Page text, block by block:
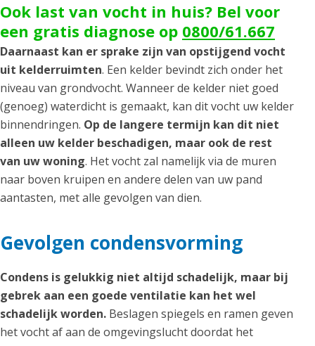
Ook last van vocht in huis? Bel voor
een gratis diagnose op 0800/61.667
Daarnaast kan er sprake zijn van opstijgend vocht
uit kelderruimten. Een kelder bevindt zich onder het
niveau van grondvocht. Wanneer de kelder niet goed
(genoeg) waterdicht is gemaakt, kan dit vocht uw kelder
binnendringen. Op de langere termijn kan dit niet
alleen uw kelder beschadigen, maar ook de rest
van uw woning. Het vocht zal namelijk via de muren
naar boven kruipen en andere delen van uw pand
aantasten, met alle gevolgen van dien.
Gevolgen condensvorming
Condens is gelukkig niet altijd schadelijk, maar bij
gebrek aan een goede ventilatie kan het wel
schadelijk worden. Beslagen spiegels en ramen geven
het vocht af aan de omgevingslucht doordat het